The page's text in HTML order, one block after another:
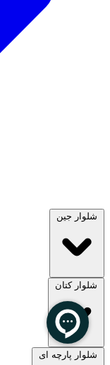
شلوار جین
مشاهده همه
شلوار کتان
شلوار پارچه ای